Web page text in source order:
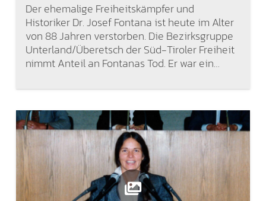
Der ehemalige Freiheitskämpfer und
Historiker Dr. Josef Fontana ist heute im Alter
von 88 Jahren verstorben. Die Bezirksgruppe
Unterland/Überetsch der Süd-Tiroler Freiheit
nimmt Anteil an Fontanas Tod. Er war ein…